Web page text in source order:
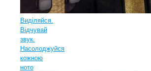
Виділяйся.
Відчувай
звук.
Насолоджуйся
кожною
ното